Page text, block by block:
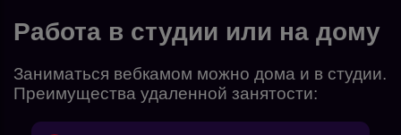
Работа в студии или на дому
Заниматься вебкамом можно дома и в студии.
Преимущества удаленной занятости: